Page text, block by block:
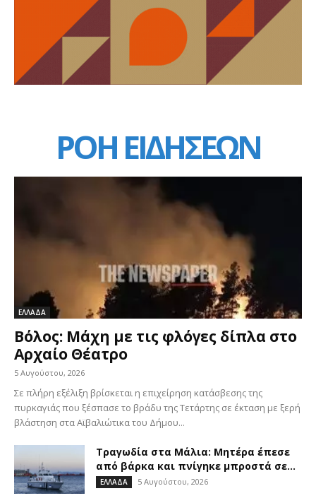
ΡΟΗ ΕΙΔΗΣΕΩΝ
ΕΛΛΑΔΑ
Βόλος: Μάχη με τις φλόγες δίπλα στο
Αρχαίο Θέατρο
5 Αυγούστου, 2026
Σε πλήρη εξέλιξη βρίσκεται η επιχείρηση κατάσβεσης της
πυρκαγιάς που ξέσπασε το βράδυ της Τετάρτης σε έκταση με ξερή
βλάστηση στα Αϊβαλιώτικα του Δήμου...
Τραγωδία στα Μάλια: Μητέρα έπεσε
από βάρκα και πνίγηκε μπροστά σε...
ΕΛΛΑΔΑ 5 Αυγούστου, 2026